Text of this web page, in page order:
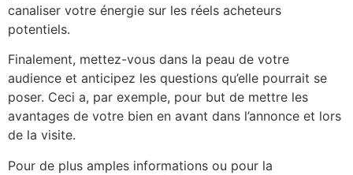
canaliser votre énergie sur les réels acheteurs
potentiels.
Finalement, mettez-vous dans la peau de votre
audience et anticipez les questions qu’elle pourrait se
poser. Ceci a, par exemple, pour but de mettre les
avantages de votre bien en avant dans l’annonce et lors
de la visite.
Pour de plus amples informations ou pour la